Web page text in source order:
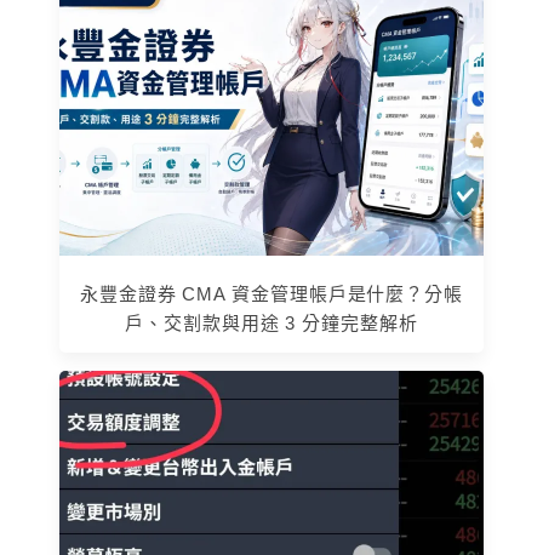
永豐金證券 CMA 資金管理帳戶是什麼？分帳
戶、交割款與用途 3 分鐘完整解析